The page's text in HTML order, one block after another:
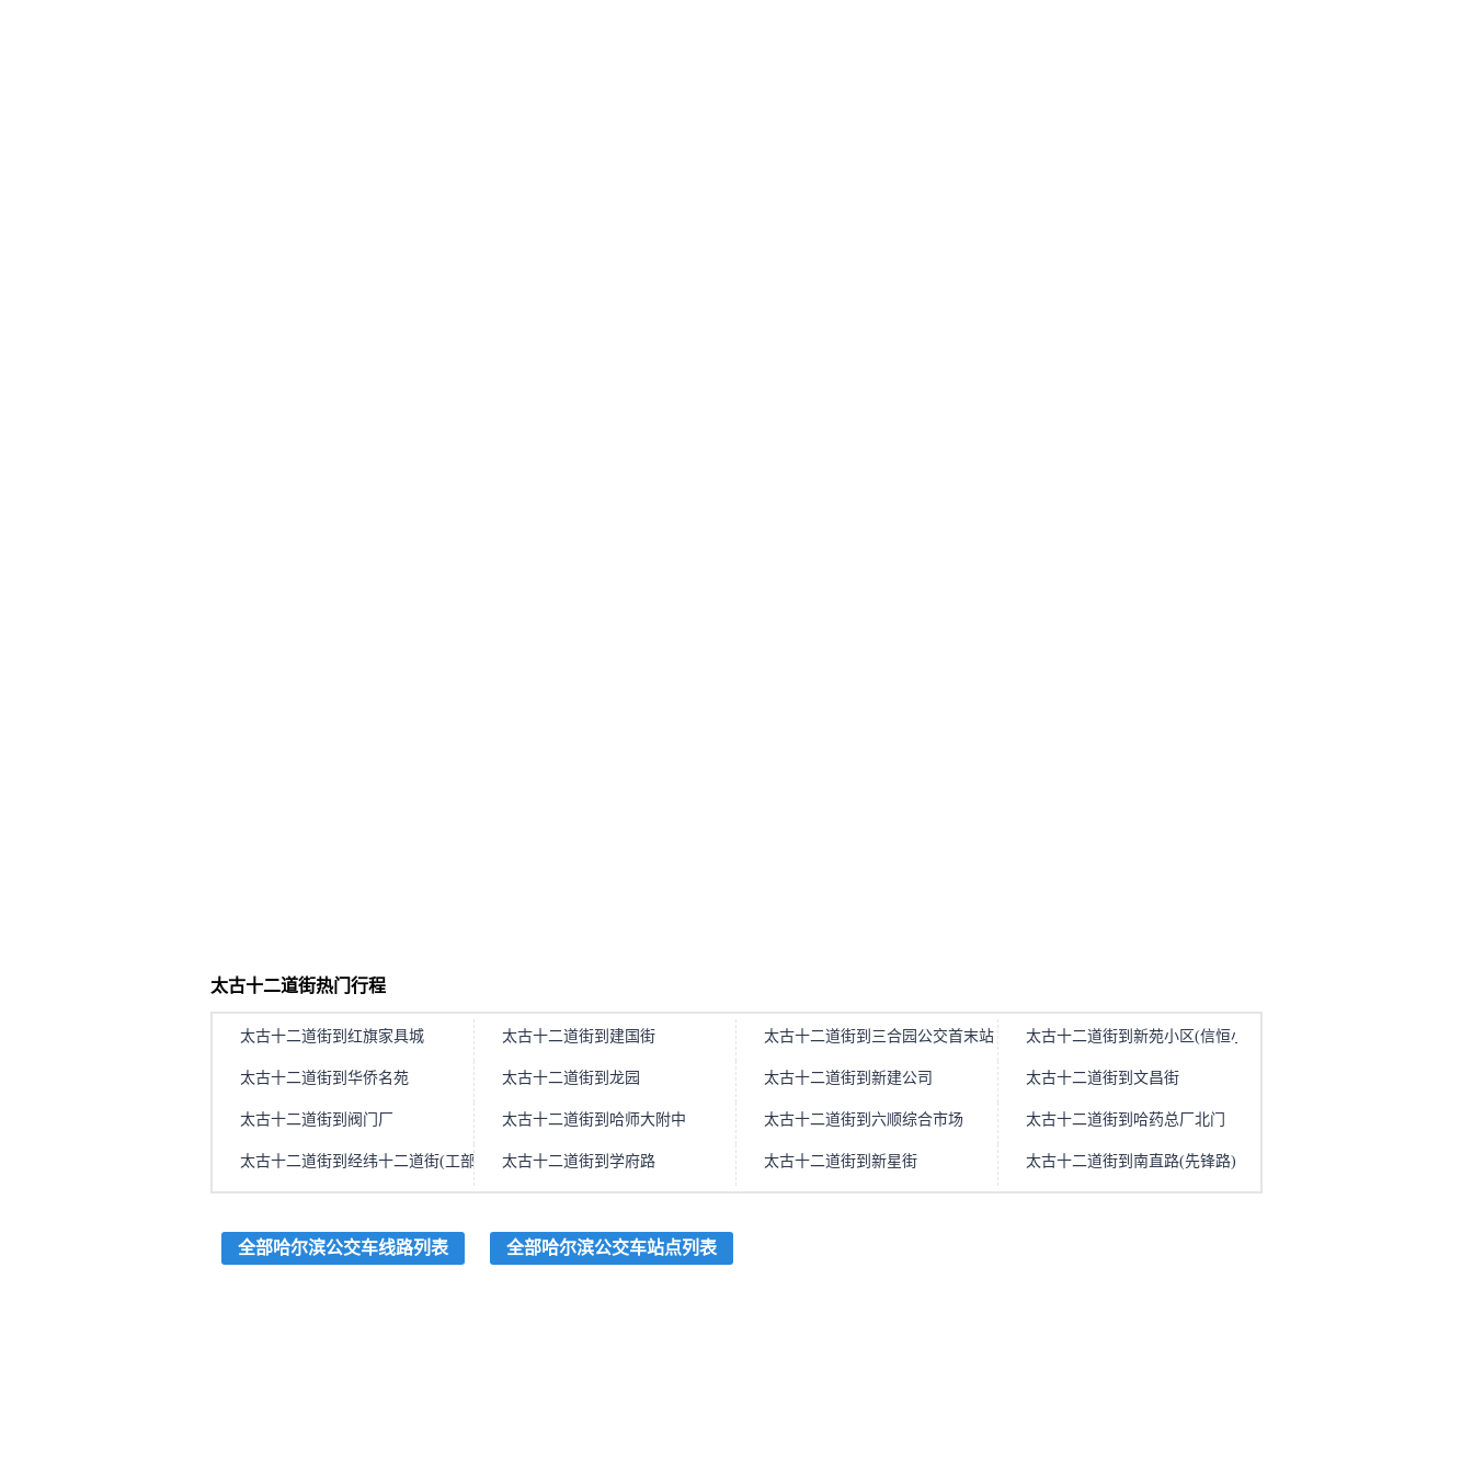
太古十二道街热门行程
太古十二道街到红旗家具城 太古十二道街到建国街 太古十二道街到三合园公交首末站 太古十二道街到新苑小区(信恒小区)
太古十二道街到华侨名苑 太古十二道街到龙园 太古十二道街到新建公司 太古十二道街到文昌街
太古十二道街到阀门厂 太古十二道街到哈师大附中 太古十二道街到六顺综合市场 太古十二道街到哈药总厂北门
太古十二道街到经纬十二道街(工部街街口)太古十二道街到学府路 太古十二道街到新星街 太古十二道街到南直路(先锋路)
全部哈尔滨公交车线路列表 全部哈尔滨公交车站点列表